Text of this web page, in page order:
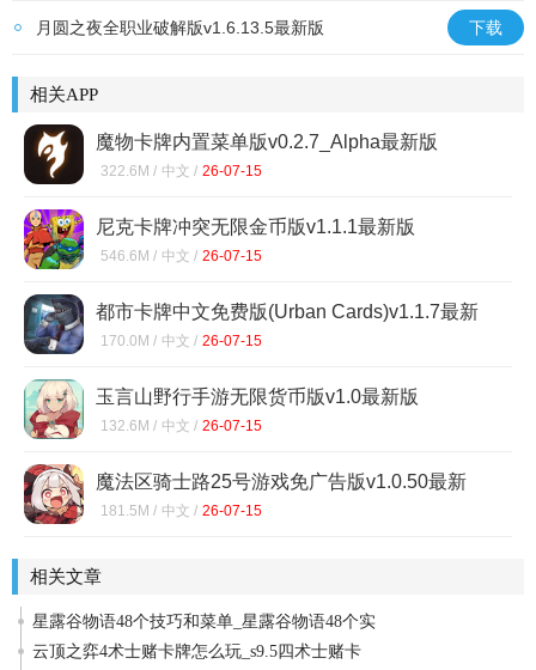
月圆之夜全职业破解版v1.6.13.5最新版 下载
相关APP
魔物卡牌内置菜单版v0.2.7_Alpha最新版
322.6M / 中文 / 26-07-15
尼克卡牌冲突无限金币版v1.1.1最新版
546.6M / 中文 / 26-07-15
都市卡牌中文免费版(Urban Cards)v1.1.7最新
版
170.0M / 中文 / 26-07-15
玉言山野行手游无限货币版v1.0最新版
132.6M / 中文 / 26-07-15
魔法区骑士路25号游戏免广告版v1.0.50最新
版
181.5M / 中文 / 26-07-15
相关文章
星露谷物语48个技巧和菜单_星露谷物语48个实
云顶之弈4术士赌卡牌怎么玩_s9.5四术士赌卡